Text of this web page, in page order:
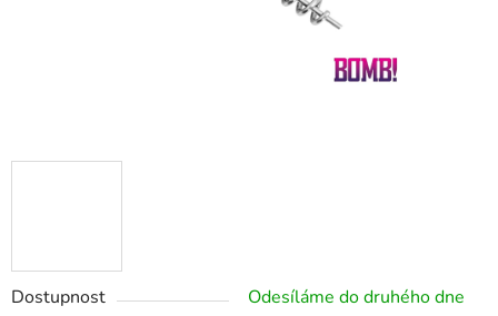
Dostupnost
Odesíláme do druhého dne